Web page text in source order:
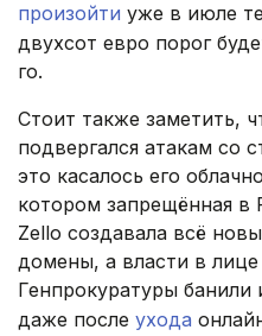
произойти уже в июле
двухсот евро порог
го.
Стоит также заметить,
подвергался атакам со
это касалось его
котором запрещённая в
Zello создавала всё
домены, а власти в
Генпрокуратуры
даже после ухода